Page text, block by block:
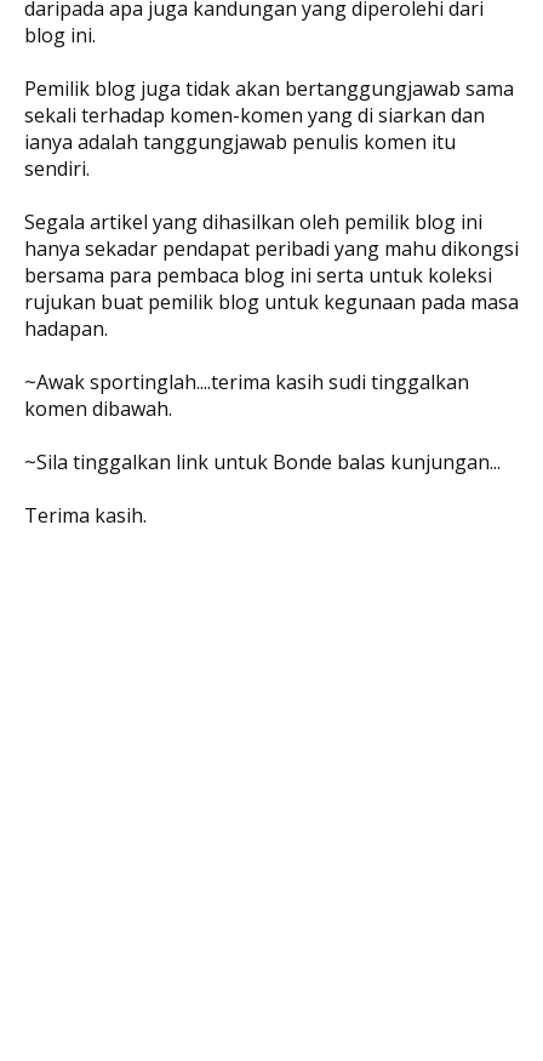
daripada apa juga kandungan yang diperolehi dari
blog ini.
Pemilik blog juga tidak akan bertanggungjawab sama
sekali terhadap komen-komen yang di siarkan dan
ianya adalah tanggungjawab penulis komen itu
sendiri.
Segala artikel yang dihasilkan oleh pemilik blog ini
hanya sekadar pendapat peribadi yang mahu dikongsi
bersama para pembaca blog ini serta untuk koleksi
rujukan buat pemilik blog untuk kegunaan pada masa
hadapan.
~Awak sportinglah....terima kasih sudi tinggalkan
komen dibawah.
~Sila tinggalkan link untuk Bonde balas kunjungan...
Terima kasih.